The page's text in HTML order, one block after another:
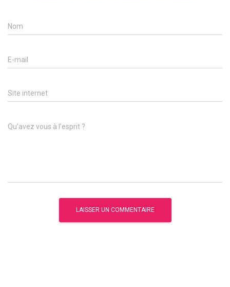
Nom
E-mail
Site internet
Qu’avez vous à l’esprit ?